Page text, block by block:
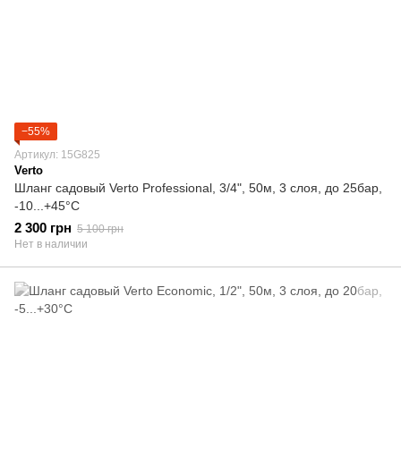
−55%
Артикул: 15G825
Verto
Шланг садовый Verto Professional, 3/4", 50м, 3 слоя, до 25бар,
-10...+45°C
2 300 грн 5 100 грн
Нет в наличии